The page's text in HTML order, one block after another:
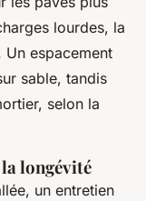
lourdes, la
espacement
sable, tandis
selon la
longévité
un entretien